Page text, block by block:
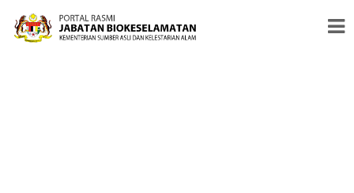
#PENERAJU PENGAWALSELIAAN BIOTEKNOLOGI MODEN &
BIOKESELAMATAN